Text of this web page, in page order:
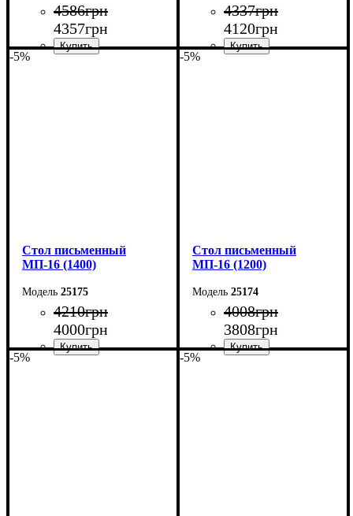
4586грн
4357грн
4337грн
4120грн
-5%
Cтол письменный
МП-16 (1400)
25175
4210грн
4000грн
-5%
Cтол письменный
МП-16 (1200)
25174
4008грн
3808грн
-5% -5%